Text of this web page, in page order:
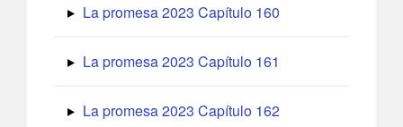
La promesa 2023 Capítulo 160
La promesa 2023 Capítulo 161
La promesa 2023 Capítulo 162